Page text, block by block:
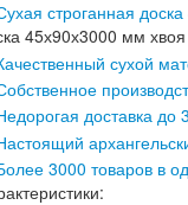
45х90х3000 мм хвоя